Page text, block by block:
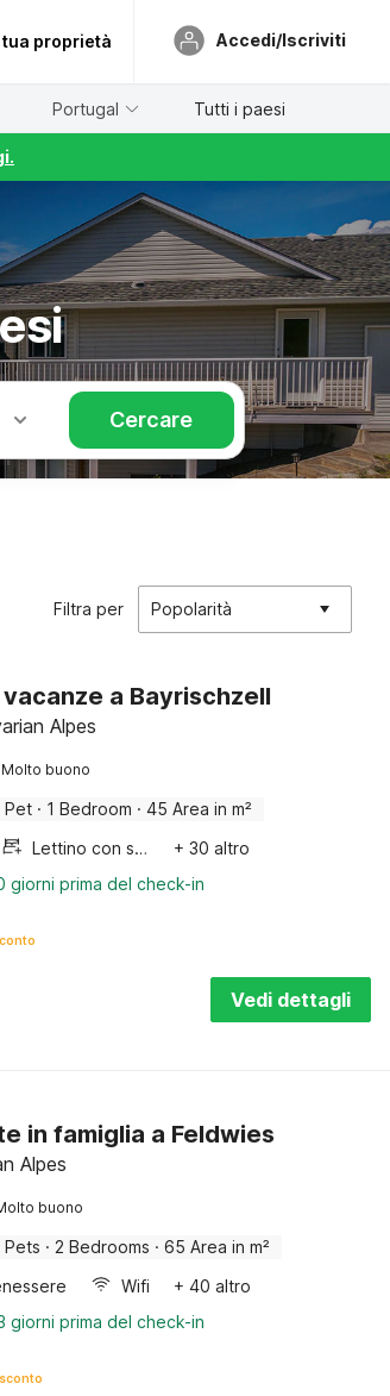
tua proprietà Accedi/Iscriviti
Portugal Tutti i paesi
Cercare
Filtra per Popolarità
a Bayrischzell
Alpes
Molto buono
Pet · 1 Bedroom · 45 Area in m²
Lettino con sponde
+ 30 altro
giorni prima del check-in
Vedi dettagli
in famiglia a Feldwies
Alpes
buono
Pets · 2 Bedrooms · 65 Area in m²
Wifi
+ 40 altro
giorni prima del check-in